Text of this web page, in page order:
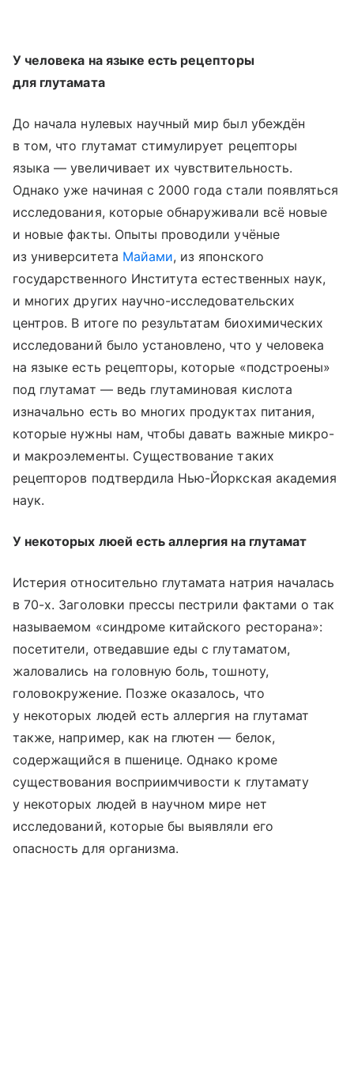
У человека на языке есть рецепторы
для глутамата
До начала нулевых научный мир был убеждён
в том, что глутамат стимулирует рецепторы
языка — увеличивает их чувствительность.
Однако уже начиная с 2000 года стали появляться
исследования, которые обнаруживали всё новые
и новые факты. Опыты проводили учёные
из университета Майами, из японского
государственного Института естественных наук,
и многих других научно-исследовательских
центров. В итоге по результатам биохимических
исследований было установлено, что у человека
на языке есть рецепторы, которые «подстроены»
под глутамат — ведь глутаминовая кислота
изначально есть во многих продуктах питания,
которые нужны нам, чтобы давать важные микро-
и макроэлементы. Существование таких
рецепторов подтвердила Нью-Йоркская академия
наук.
У некоторых люей есть аллергия на глутамат
Истерия относительно глутамата натрия началась
в 70-х. Заголовки прессы пестрили фактами о так
называемом «синдроме китайского ресторана»:
посетители, отведавшие еды с глутаматом,
жаловались на головную боль, тошноту,
головокружение. Позже оказалось, что
у некоторых людей есть аллергия на глутамат
также, например, как на глютен — белок,
содержащийся в пшенице. Однако кроме
существования восприимчивости к глутамату
у некоторых людей в научном мире нет
исследований, которые бы выявляли его
опасность для организма.